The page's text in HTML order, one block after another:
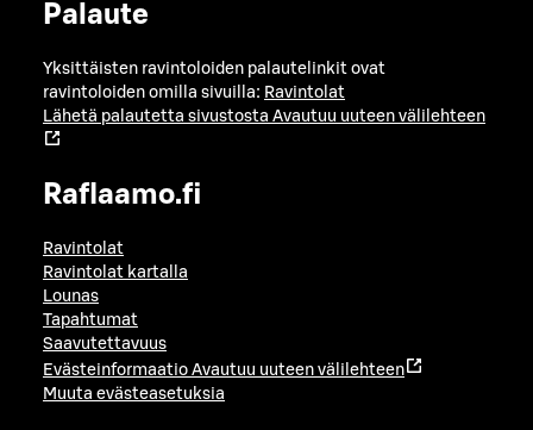
Palaute
Yksittäisten ravintoloiden palautelinkit ovat
ravintoloiden omilla sivuilla: Ravintolat
Lähetä palautetta sivustosta Avautuu uuteen välilehteen
Raflaamo.fi
Ravintolat
Ravintolat kartalla
Lounas
Tapahtumat
Saavutettavuus
Evästeinformaatio Avautuu uuteen välilehteen
Muuta evästeasetuksia